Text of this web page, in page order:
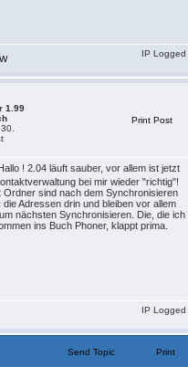
IP Logged
1.99
30.
Print Post
! 2.04 läuft sauber, vor allem ist jetzt
bei mir wieder "richtig"!
Ordner sind nach dem Synchronisieren
die Adressen drin und bleiben vor allem
nächsten Synchronisieren. Die, die ich
ins Buch Phoner, klappt prima.
IP Logged
Send Topic Print